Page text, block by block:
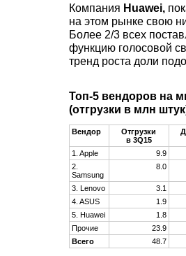
Компания Huawei,
на этом рынке свою
Более 2/3 всех
функцию голосовой
тренд роста доли
Топ-5 вендоров на
(отгрузки в млн
Вендор
Отгрузки
в 3Q15
1. Apple
9.9
2.
Samsung
8.0
3. Lenovo
3.1
4. ASUS
1.9
5. Huawei
1.8
Прочие
23.9
Всего
48.7